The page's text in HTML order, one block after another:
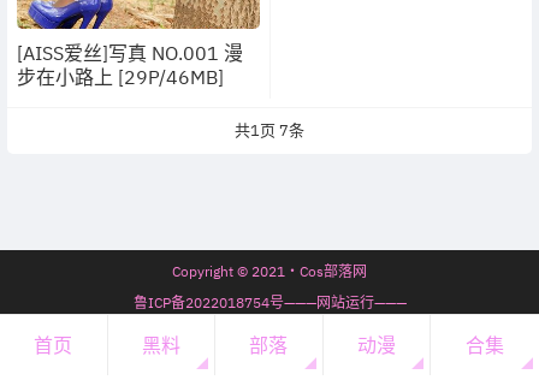
[AISS爱丝]写真 NO.001 漫
步在小路上 [29P/46MB]
共1页 7条
Copyright © 2021・Cos部落网
鲁ICP备2022018754号———网站运行———
7年66天20时12分38秒
开通会员
会员必看 微信公众号
首页 黑料 部落 动漫 合集